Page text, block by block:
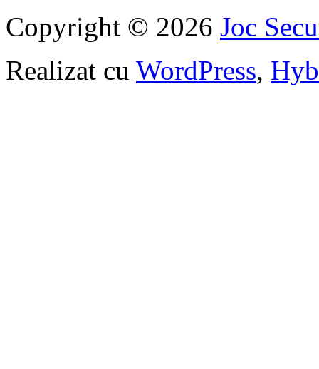
Copyright © 2026 Joc
Realizat cu WordPress,